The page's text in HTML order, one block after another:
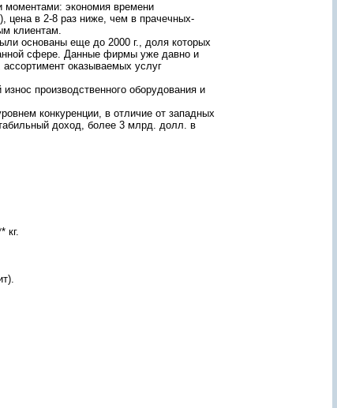
о
ы
моментами: экономия времени
цена в 2-8 раз ниже, чем в прачечных-
клиентам.
основаны еще до 2000 г., доля которых
сфере. Данные фирмы уже давно и
оказываемых услуг
производственного оборудования и
конкуренции, в отличие от западных
доход, более 3 млрд. долл. в
кг.